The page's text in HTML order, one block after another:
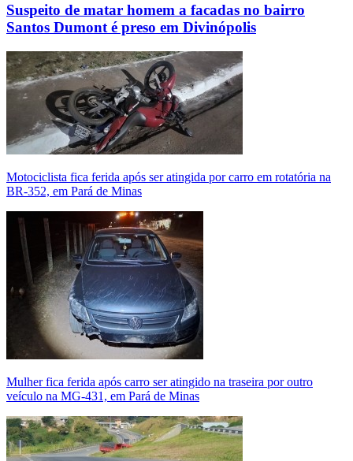
Suspeito de matar homem a facadas no bairro
Santos Dumont é preso em Divinópolis
Motociclista fica ferida após ser atingida por carro em rotatória na
BR-352, em Pará de Minas
Mulher fica ferida após carro ser atingido na traseira por outro
veículo na MG-431, em Pará de Minas